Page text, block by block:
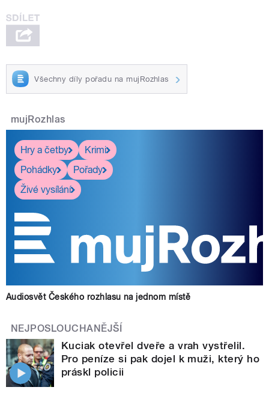
Všechny díly pořadu na mujRozhlas
mujRozhlas
Hry a četby
Krimi
Pohádky
Pořady
Živé vysílání
Audiosvět Českého rozhlasu na jednom místě
NEJPOSLOUCHANĚJŠÍ
Kuciak otevřel dveře a vrah vystřelil.
Pro peníze si pak dojel k muži, který ho
práskl policii